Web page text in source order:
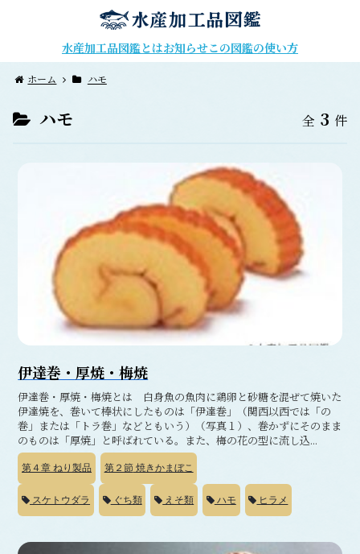
水産加工品図鑑とはお知らせこの図鑑の使い方
ホーム ハモ
ハモ 全 3 件
伊達巻・厚焼・梅焼
伊達巻・厚焼・梅焼とは 白身魚の魚肉に鶏卵と砂糖を混ぜて焼いた
伊達焼を、巻いて棒状にしたものは「伊達巻」（関西以西では「の
巻」または「トラ巻」などともいう）（写真１）、巻かずにそのまま
のものは「厚焼」と呼ばれている。また、梅の花の型に流し込...
第４章 ねり製品 第２節焼きかまぼこ
スケトウダラ ぐち類 えそ類 ハモ ヒラメ